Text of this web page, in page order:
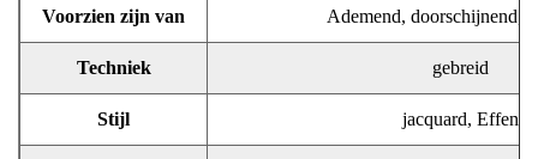
Voorzien zijn van Ademend, doorschijnend,
Techniek gebreid
Stijl jacquard, Effen